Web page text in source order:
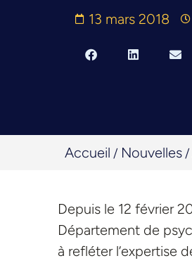
13 mars 2018
Accueil / Nouvelles /
Depuis le 12 février
Département de
à refléter l’expertise